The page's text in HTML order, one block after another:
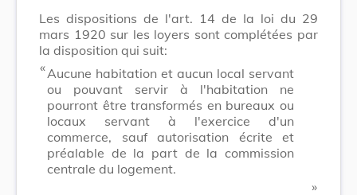
Les dispositions de l'art. 14 de Ia loi du 29
mars 1920 sur les loyers sont complétées par
la disposition qui suit:
​ «Aucune habitation et aucun local servant
ou pouvant servir à l'habitation ne
pourront être transformés en bureaux ou
locaux servant à l'exercice d'un
commerce, sauf autorisation écrite et
préalable de la part de la commission
centrale du logement.
​ »